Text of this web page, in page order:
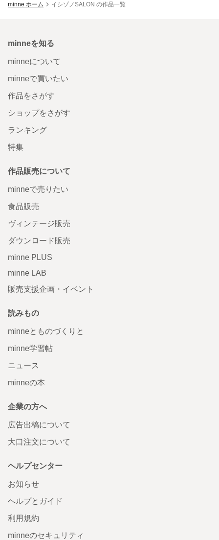
minne ホーム イシゾノSALON の作品一覧
minneを知る
minneについて
minneで買いたい
作品をさがす
ショップをさがす
ランキング
特集
作品販売について
minneで売りたい
食品販売
ヴィンテージ販売
ダウンロード販売
minne PLUS
minne LAB
販売支援企画・イベント
読みもの
minneとものづくりと
minne学習帖
ニュース
minneの本
企業の方へ
広告出稿について
大口注文について
ヘルプセンター
お知らせ
ヘルプとガイド
利用規約
minneのセキュリティ